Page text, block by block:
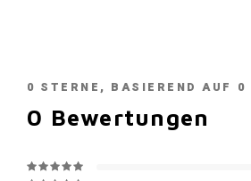
0 STERNE, BASIEREND AUF 0
0 Bewertungen